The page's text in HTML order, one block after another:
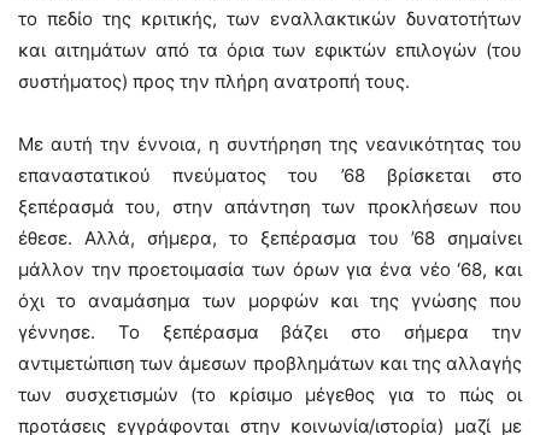
το πεδίο της κριτικής, των εναλλακτικών δυνατοτήτων
και αιτημάτων από τα όρια των εφικτών επιλογών (του
συστήματος) προς την πλήρη ανατροπή τους.
Με αυτή την έννοια, η συντήρηση της νεανικότητας του
επαναστατικού πνεύματος του ’68 βρίσκεται στο
ξεπέρασμά του, στην απάντηση των προκλήσεων που
έθεσε. Αλλά, σήμερα, το ξεπέρασμα του ’68 σημαίνει
μάλλον την προετοιμασία των όρων για ένα νέο ‘68, και
όχι το αναμάσημα των μορφών και της γνώσης που
γέννησε. Το ξεπέρασμα βάζει στο σήμερα την
αντιμετώπιση των άμεσων προβλημάτων και της αλλαγής
των συσχετισμών (το κρίσιμο μέγεθος για το πώς οι
προτάσεις εγγράφονται στην κοινωνία/ιστορία) μαζί με